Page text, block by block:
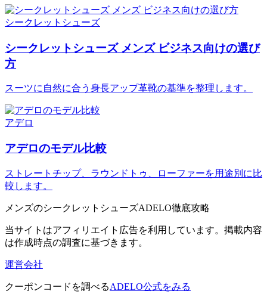
シークレットシューズ
シークレットシューズ メンズ ビジネス向けの選び
方
スーツに自然に合う身長アップ革靴の基準を整理します。
アデロ
アデロのモデル比較
ストレートチップ、ラウンドトゥ、ローファーを用途別に比
較します。
メンズのシークレットシューズADELO徹底攻略
当サイトはアフィリエイト広告を利用しています。掲載内容
は作成時点の調査に基づきます。
運営会社
クーポンコードを調べるADELO公式をみる